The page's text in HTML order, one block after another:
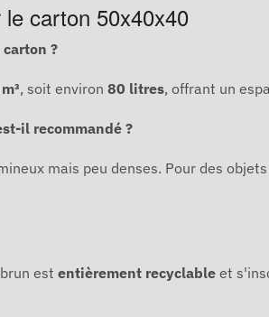
carton 50x40x40
?
, soit environ 80 litres, offrant un
il recommandé ?
mais peu denses. Pour des
est entièrement recyclable et